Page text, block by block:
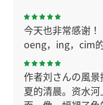
今天也非常感谢
oeng，ing，cim
作者刘さんの風
夏的清晨。资水